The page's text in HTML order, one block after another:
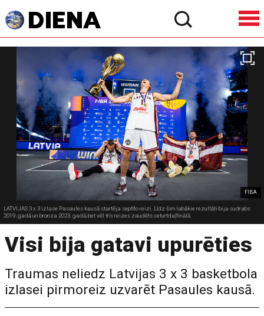
FIBA
LATVIJAS 3 x 3 izlase Pasaules kausā startēja septīto reizi. Līdz šim labākie rezultāti bija sudrabs
2019. gadā un bronza 2023. gadā, bet vēl trīs reizes zaudēts ceturtdaļfinālā.
Visi bija gatavi upurēties
Traumas neliedz Latvijas 3 x 3 basketbola
izlasei pirmoreiz uzvarēt Pasaules kausā.